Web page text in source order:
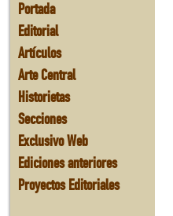
Portada
Editorial
Artículos
Arte Central
Historietas
Secciones
Exclusivo Web
Ediciones anteriores
Proyectos Editoriales